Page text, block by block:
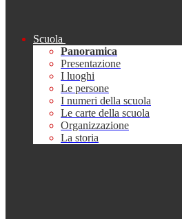
Scuola
Panoramica
Presentazione
I luoghi
Le persone
I numeri della scuola
Le carte della scuola
Organizzazione
La storia